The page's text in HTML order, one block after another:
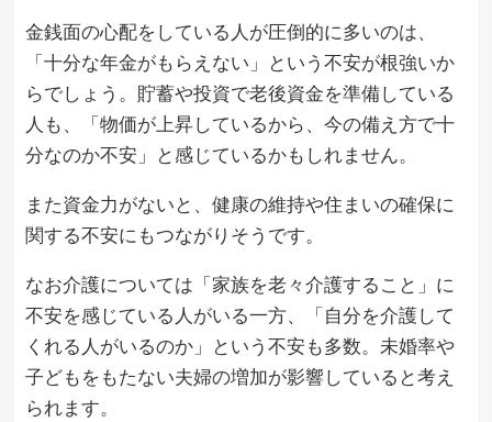
金銭面の心配をしている人が圧倒的に多いのは、
「十分な年金がもらえない」という不安が根強いか
らでしょう。貯蓄や投資で老後資金を準備している
人も、「物価が上昇しているから、今の備え方で十
分なのか不安」と感じているかもしれません。
また資金力がないと、健康の維持や住まいの確保に
関する不安にもつながりそうです。
なお介護については「家族を老々介護すること」に
不安を感じている人がいる一方、「自分を介護して
くれる人がいるのか」という不安も多数。未婚率や
子どもをもたない夫婦の増加が影響していると考え
られます。